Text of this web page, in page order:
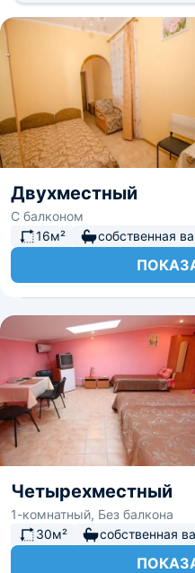
окрестностей. К услугам
детского
автопарковка, гараж.
Рядом с гостиницей
интересные места:
площадка, Храм
живописный водоем лиман.
магазины, рынок.
Двухместный
С балконом
16м²
собственная
Четырехместный
1-комнатный, Без балкона
30м²
собственная